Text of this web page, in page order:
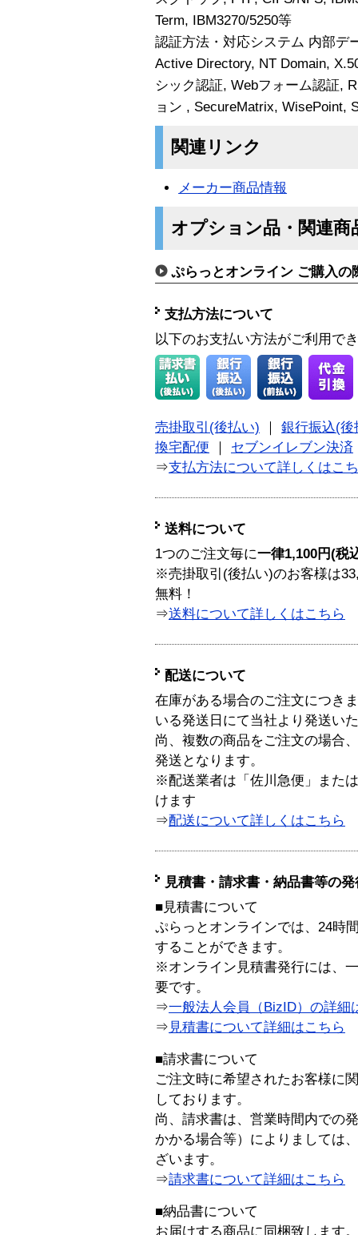
Term, IBM3270/5250等
認証方法・対応システム 内部デ
Active Directory, NT Domain,
シック認証, Webフォーム認証,
ョン , SecureMatrix, WisePoint,
関連リンク
メーカー商品情報
オプション品・関連商
ぷらっとオンライン ご購入の
支払方法について
以下のお支払い方法がご利用で
売掛取引(後払い)
銀行振込(後
換宅配便
セブンイレブン決済
⇒支払方法について詳しくはこ
送料について
1つのご注文毎に一律1,100円(税
※売掛取引(後払い)のお客様は
無料！
⇒送料について詳しくはこちら
配送について
在庫がある場合のご注文につき
いる発送日にて当社より発送い
尚、複数の商品をご注文の場合
発送となります。
※配送業者は「佐川急便」また
けます
⇒配送について詳しくはこちら
見積書・請求書・納品書等の
■見積書について
ぷらっとオンラインでは、24時
することができます。
※オンライン見積書発行には、
要です。
⇒一般法人会員（BizID）の詳細
⇒ 見積書について詳細はこちら
■請求書について
ご注文時に希望されたお客様に
しております。
尚、請求書は、営業時間内での
かかる場合等）によりましては
ざいます。
⇒請求書について詳細はこちら
■納品書について
お届けする商品に同梱致します。